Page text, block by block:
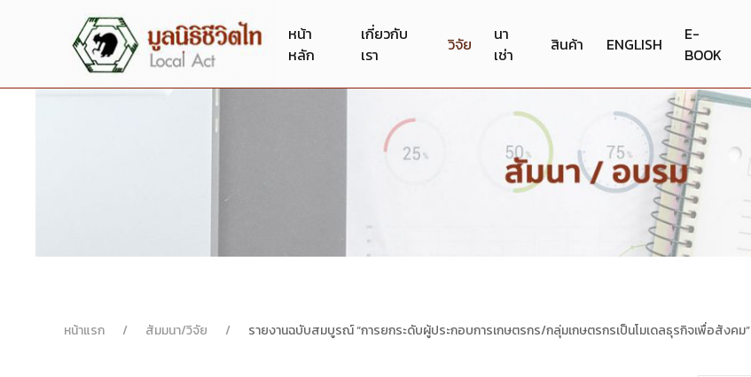
หน้า
หลัก
เกี่ยวกับ
เรา
วิจัย
นา
เช่า
สินค้า ENGLISH
E-
BOOK
หน้าแรก สัมมนา/วิจัย รายงานฉบับสมบูรณ์ “การยกระดับผู้ประกอบการเกษตรกร/กลุ่มเกษตรกรเป็นโมเดลธุรกิจเพื่อสังคม”